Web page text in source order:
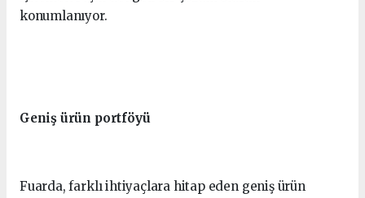
konumlanıyor.
Geniş ürün portföyü
Fuarda, farklı ihtiyaçlara hitap eden geniş ürün